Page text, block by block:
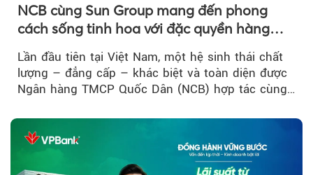
NCB cùng Sun Group mang đến phong
cách sống tinh hoa với đặc quyền hàng
Lần đầu tiên tại Việt Nam, một hệ sinh thái chất
lượng – đẳng cấp – khác biệt và toàn diện được
Ngân hàng TMCP Quốc Dân (NCB) hợp tác cùng